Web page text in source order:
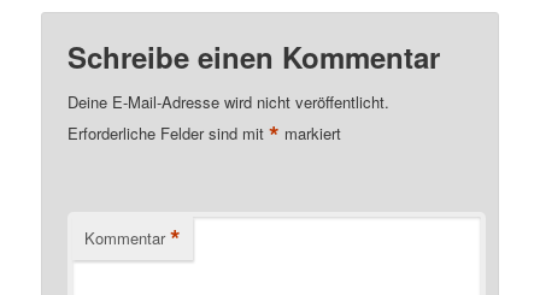
Schreibe einen Kommentar
Deine E-Mail-Adresse wird nicht veröffentlicht.
Erforderliche Felder sind mit* markiert
Kommentar *